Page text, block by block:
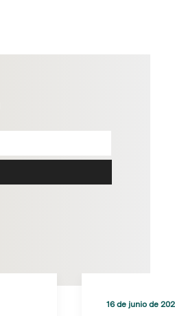
16 de junio de